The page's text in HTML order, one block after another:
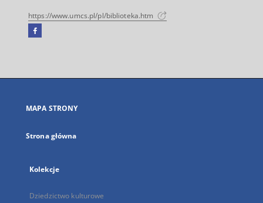
https://www.umcs.pl/pl/biblioteka.htm
Facebook
się
karcie
MAPA STRONY
Strona główna
Kolekcje
Dziedzictwo kulturowe